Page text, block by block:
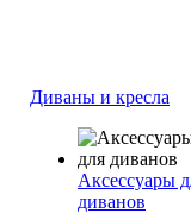
Диваны и кресла
Аксессуары
диванов